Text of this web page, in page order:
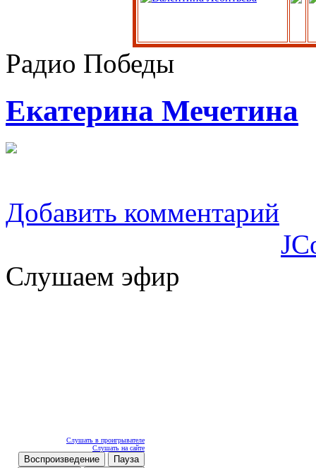
Радио Победы
Екатерина Мечетина
Добавить комментарий
Слушаем эфир
Слушать в проигрывателе
Слушать на сайте
Воспроизведение
Пауза